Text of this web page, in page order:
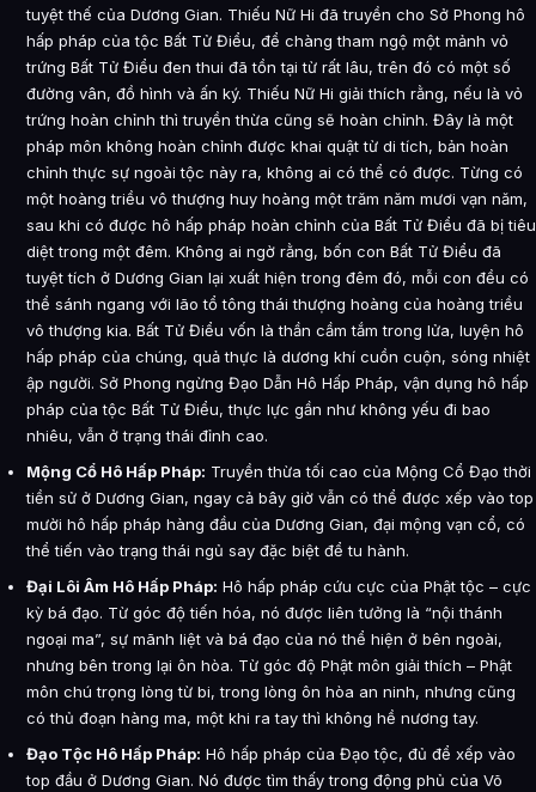
tuyệt thế của Dương Gian. Thiếu Nữ Hi đã truyền cho Sở Phong hô
hấp pháp của tộc Bất Tử Điểu, để chàng tham ngộ một mảnh vỏ
trứng Bất Tử Điểu đen thui đã tồn tại từ rất lâu, trên đó có một số
đường vân, đồ hình và ấn ký. Thiếu Nữ Hi giải thích rằng, nếu là vỏ
trứng hoàn chỉnh thì truyền thừa cũng sẽ hoàn chỉnh. Đây là một
pháp môn không hoàn chỉnh được khai quật từ di tích, bản hoàn
chỉnh thực sự ngoài tộc này ra, không ai có thể có được. Từng có
một hoàng triều vô thượng huy hoàng một trăm năm mươi vạn năm,
sau khi có được hô hấp pháp hoàn chỉnh của Bất Tử Điểu đã bị tiêu
diệt trong một đêm. Không ai ngờ rằng, bốn con Bất Tử Điểu đã
tuyệt tích ở Dương Gian lại xuất hiện trong đêm đó, mỗi con đều có
thể sánh ngang với lão tổ tông thái thượng hoàng của hoàng triều
vô thượng kia. Bất Tử Điểu vốn là thần cầm tắm trong lửa, luyện hô
hấp pháp của chúng, quả thực là dương khí cuồn cuộn, sóng nhiệt
ập người. Sở Phong ngừng Đạo Dẫn Hô Hấp Pháp, vận dụng hô hấp
pháp của tộc Bất Tử Điểu, thực lực gần như không yếu đi bao
nhiêu, vẫn ở trạng thái đỉnh cao.
Mộng Cổ Hô Hấp Pháp: Truyền thừa tối cao của Mộng Cổ Đạo thời
tiền sử ở Dương Gian, ngay cả bây giờ vẫn có thể được xếp vào top
mười hô hấp pháp hàng đầu của Dương Gian, đại mộng vạn cổ, có
thể tiến vào trạng thái ngủ say đặc biệt để tu hành.
Đại Lôi Âm Hô Hấp Pháp: Hô hấp pháp cứu cực của Phật tộc – cực
kỳ bá đạo. Từ góc độ tiến hóa, nó được liên tưởng là “nội thánh
ngoại ma”, sự mãnh liệt và bá đạo của nó thể hiện ở bên ngoài,
nhưng bên trong lại ôn hòa. Từ góc độ Phật môn giải thích – Phật
môn chú trọng lòng từ bi, trong lòng ôn hòa an ninh, nhưng cũng
có thủ đoạn hàng ma, một khi ra tay thì không hề nương tay.
Đạo Tộc Hô Hấp Pháp: Hô hấp pháp của Đạo tộc, đủ để xếp vào
top đầu ở Dương Gian. Nó được tìm thấy trong động phủ của Võ